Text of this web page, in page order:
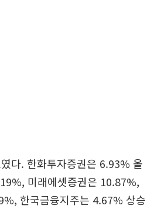
다. 한화투자증권은 6.93% 올
미래에셋증권은 10.87%,
한국금융지주는 4.67% 상승